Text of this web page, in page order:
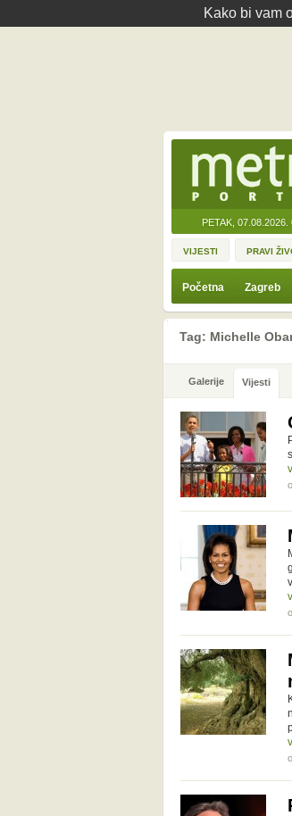
Kako bi vam
PETAK, 07.08.2026.
VIJESTI PRAVI
Početna Zagreb
Tag: Michelle
Galerije Vijesti